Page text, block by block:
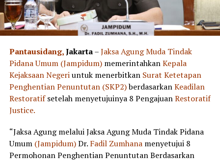
Pantausidang,Jakarta–Jaksa Agung Muda Tindak
Pidana Umum (Jampidum)memerintahkanKepala
Kejaksaan Negeriuntuk menerbitkan Surat Ketetapan
Penghentian Penuntutan (SKP2)berdasarkanKeadilan
Restoratifsetelah menyetujuinya 8 PengajuanRestoratif
Justice.
“Jaksa Agung melalui Jaksa Agung Muda Tindak Pidana
Umum (Jampidum)Dr. Fadil Zumhanamenyetujui 8
Permohonan Penghentian Penuntutan Berdasarkan